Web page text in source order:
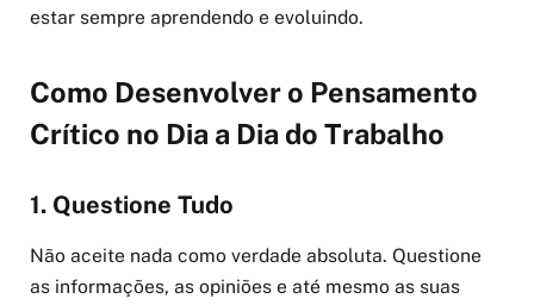
estar sempre aprendendo e evoluindo.
Como Desenvolver o Pensamento
Crítico no Dia a Dia do Trabalho
1. Questione Tudo
Não aceite nada como verdade absoluta. Questione
as informações, as opiniões e até mesmo as suas